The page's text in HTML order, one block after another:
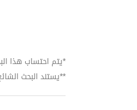
*يتم احتساب هذا
**يستند البحث